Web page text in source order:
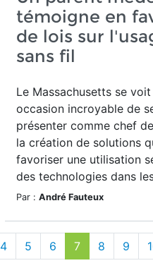
témoigne en
de lois sur
sans fil
Le Massachusetts se
occasion incroyable de
présenter comme chef
la création de solutions
favoriser une utilisation
des technologies dans
Par : André Fauteux
4 5 6 7 8 9